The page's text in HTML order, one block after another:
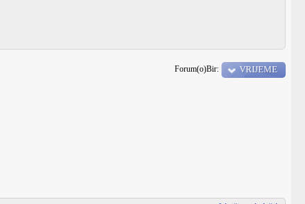
Forum(o)Bir: VRIJEME